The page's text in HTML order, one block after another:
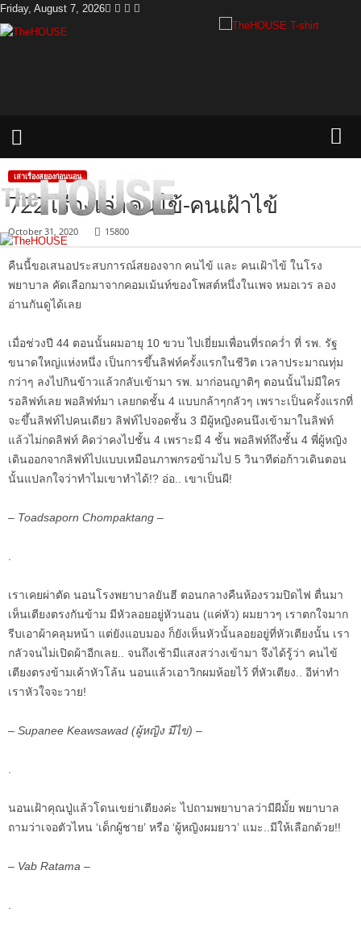
Friday, August 7, 2026
เล่าเรื่องสยองก่อนนอน
722 เรื่องเล่าคนไข้-คนเฝ้าไข้
October 31, 2020 15800
คืนนี้ขอเสนอประสบการณ์สยองจาก คนไข้ และ คนเฝ้าไข้ ในโรง
พยาบาล คัดเลือกมาจากคอมเม้นท์ของโพสต์หนึ่งในเพจ หมอเวร ลอง
อ่านกันดูได้เลย
เมื่อช่วงปี 44 ตอนนั้นผมอายุ 10 ขวบ ไปเยี่ยมเพื่อนที่รถคว่ำ ที่ รพ. รัฐ
ขนาดใหญ่แห่งหนึ่ง เป็นการขึ้นลิฟท์ครั้งแรกในชีวิต เวลาประมาณทุ่ม
กว่าๆ ลงไปกินข้าวแล้วกลับเข้ามา รพ. มาก่อนญาติๆ ตอนนั้นไม่มีใคร
รอลิฟท์เลย พอลิฟท์มา เลยกดชั้น 4 แบบกล้าๆกลัวๆ เพราะเป็นครั้งแรกที่
จะขึ้นลิฟท์ไปคนเดียว ลิฟท์ไปจอดชั้น 3 มีผู้หญิงคนนึงเข้ามาในลิฟท์
แล้วไม่กดลิฟท์ คิดว่าคงไปชั้น 4 เพราะมี 4 ชั้น พอลิฟท์ถึงชั้น 4 พี่ผู้หญิง
เดินออกจากลิฟท์ไปแบบเหมือนภาพกรอข้ามไป 5 วินาทีต่อก้าวเดินตอน
นั้นแปลกใจว่าทำไมเขาทำได้!? อ่อ.. เขาเป็นผี!
– Toadsaporn Chompaktang –
เราเคยผ่าตัด นอนโรงพยาบาลยันฮี ตอนกลางคืนห้องรวมปิดไฟ ตื่นมา
เห็นเตียงตรงกันข้าม มีหัวลอยอยู่หัวนอน (แค่หัว) ผมยาวๆ เราตกใจมาก
รีบเอาผ้าคลุมหน้า แต่ยังแอบมอง ก็ยังเห็นหัวนั้นลอยอยู่ที่หัวเตียงนั้น เรา
กลัวจนไม่เปิดผ้าอีกเลย.. จนถึงเช้ามีแสงสว่างเข้ามา จึงได้รู้ว่า คนไข้
เตียงตรงข้ามเค้าหัวโล้น นอนแล้วเอาวิกผมห้อยไว้ ที่หัวเตียง.. อีห่าทำ
เราหัวใจจะวาย!
– Supanee Keawsawad (ผู้หญิง มีไข่) –
นอนเฝ้าคุณปู่แล้วโดนเขย่าเตียงค่ะ ไปถามพยาบาลว่ามีผีมั้ย พยาบาล
ถามว่าเจอตัวไหน ‘เด็กผู้ชาย’ หรือ ‘ผู้หญิงผมยาว’ แมะ..มีให้เลือกด้วย!!
– Vab Ratama –